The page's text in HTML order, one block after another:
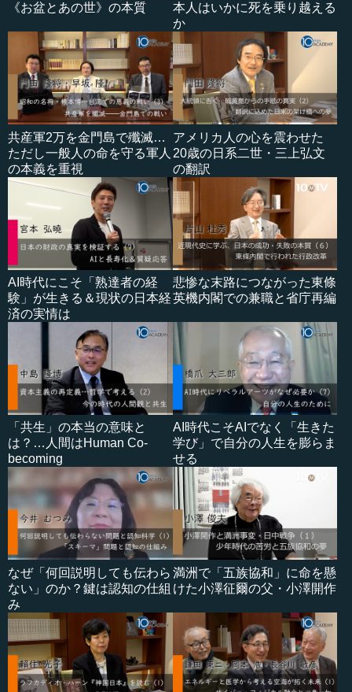
《お盆とあの世》の本質
本人はいかに死を乗り越える
か
共産軍2万を金門島で殲滅…
ただし一般人の命を守る軍人
の本義を重視
アメリカ人の心を震わせた
20歳の日系二世・三上弘文
の翻訳
AI時代にこそ「熟達者の経
験」が生きる＆現状の日本経
済の実情は
悲惨な末路につながった東條
英機内閣での兼職と省庁再編
「共生」の本当の意味と
は？…人間はHuman Co-
becoming
AI時代こそAIでなく「生きた
学び」で自分の人生を膨らま
せる
なぜ「何回説明しても伝わら
ない」のか？鍵は認知の仕組
み
満洲で「五族協和」に命を懸
けた小澤征爾の父・小澤開作